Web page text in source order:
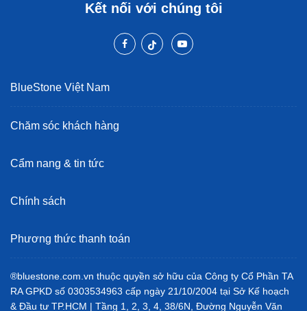
Kết nối với chúng tôi
BlueStone Việt Nam
Chăm sóc khách hàng
Cẩm nang & tin tức
Chính sách
Phương thức thanh toán
®bluestone.com.vn thuộc quyền sở hữu của Công ty Cổ Phần TA
RA GPKD số 0303534963 cấp ngày 21/10/2004 tại Sở Kế hoạch
& Đầu tư TP.HCM | Tầng 1, 2, 3, 4, 38/6N, Đường Nguyễn Văn